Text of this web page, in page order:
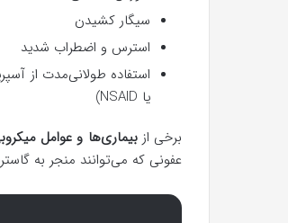
سیگار کشیدن
استرس و اضطراب شدید
استفاده طولانی‌مدت از
یا NSAID)
برخی ازبیماری‌ها و عوامل
عفونی که می‌توانند منجر به